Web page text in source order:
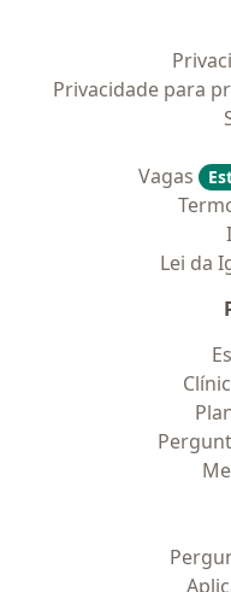
Privacidade para
Vagas
Lei da